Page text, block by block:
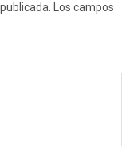
Los campos